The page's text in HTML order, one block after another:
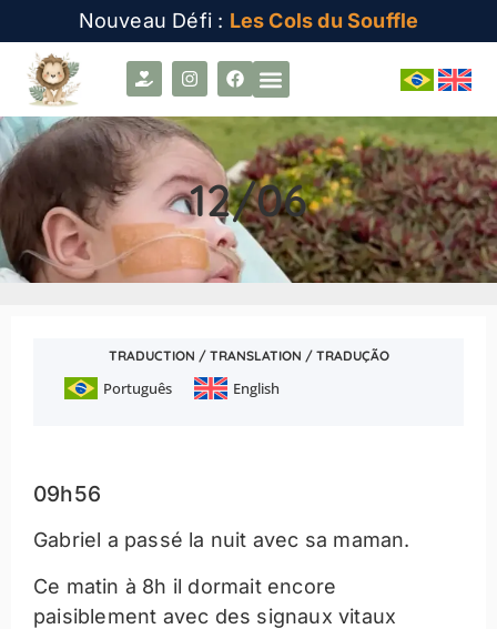
Nouveau Défi : Les Cols du Souffle
12/06
TRADUCTION / TRANSLATION / TRADUÇÃO
Português English
09h56
Gabriel a passé la nuit avec sa maman.
Ce matin à 8h il dormait encore
paisiblement avec des signaux vitaux